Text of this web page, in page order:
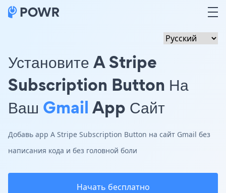
Установите A Stripe
Subscription Button На
Ваш GmailApp Сайт
Добавь app A Stripe Subscription Button на сайт Gmail без
написания кода и без головной боли
Начать бесплатно